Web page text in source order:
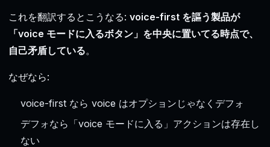
これを翻訳するとこうなる: voice-first を謳う製品が
「voice モードに入るボタン」を中央に置いてる時点で、
自己矛盾している。
なぜなら:
voice-first なら voice はオプションじゃなくデフォ
デフォなら「voice モードに入る」アクションは存在し
ない